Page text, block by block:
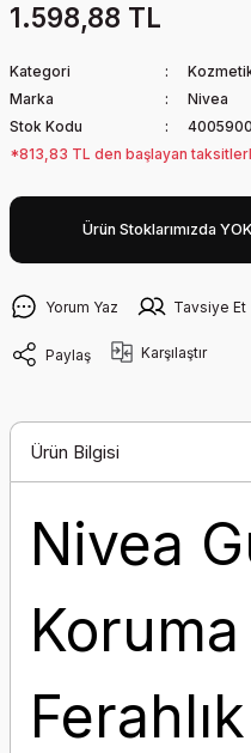
1.598,88 TL
Kategori
Marka
Nivea
Stok Kodu
*813,83 TL den başlayan
Ürün Stoklarımızda
Yorum Yaz Tavsiye Et
Paylaş Karşılaştır
Ürün Bilgisi
Nivea